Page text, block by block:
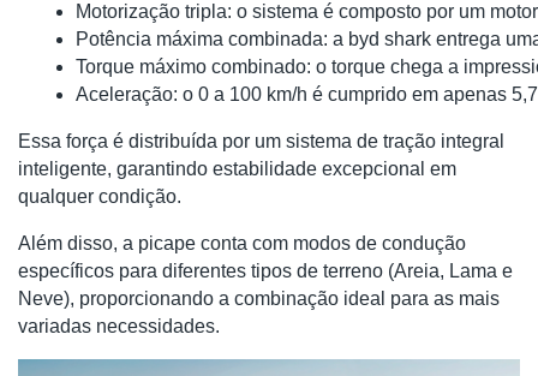
Motorização tripla: o sistema é composto por um
Potência máxima combinada: a byd shark entrega
Torque máximo combinado: o torque chega a
Aceleração: o 0 a 100 km/h é cumprido em apenas
Essa força é distribuída por um sistema de tração integral
inteligente, garantindo estabilidade excepcional em
qualquer condição.
Além disso, a picape conta com modos de condução
específicos para diferentes tipos de terreno (Areia, Lama e
Neve), proporcionando a combinação ideal para as mais
variadas necessidades.